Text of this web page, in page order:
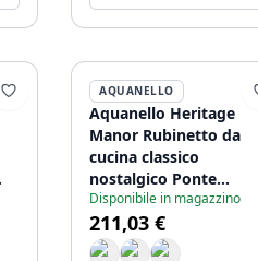
AQUANELLO
Aquanello Heritage
Manor Rubinetto da
cucina classico
nostalgico Ponte
cromato con leva
bianca CR-0010-HM
Disponibile in magazzino
211,03 €